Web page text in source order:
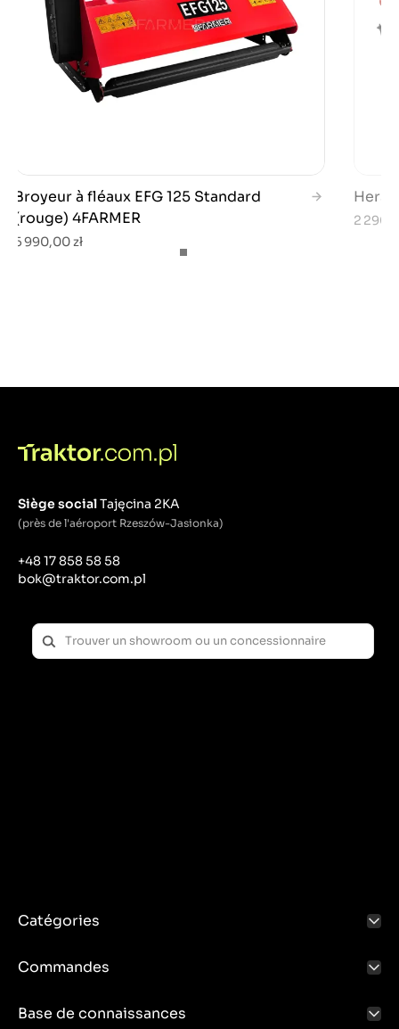
Broyeur à fléaux EFG 125 Standard
(rouge) 4FARMER
5 990,00 zł
2
Siège socialTajęcina 2KA
(près de l'aéroport Rzeszów-Jasionka)
+48 17 858 58 58
bok@traktor.com.pl
Catégories
Commandes
Base de connaissances